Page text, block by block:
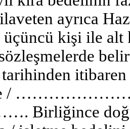
ayrıca
kişi ile alt
tarihinden
/